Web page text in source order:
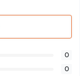
0
0